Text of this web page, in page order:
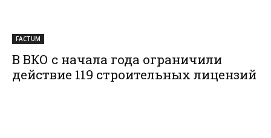
FACTUM
В ВКО с начала года ограничили
действие 119 строительных лицензий